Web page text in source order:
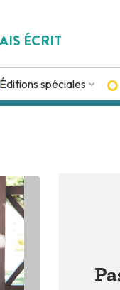
ÉCRIT
Éditions spéciales